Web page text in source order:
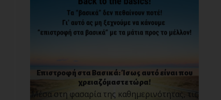
Επιστροφή στα Βασικά: Ίσως αυτό είναι που
χρειαζόμαστε τώρα!
Μέσα στη φασαρία της καθημερινότητας, τις